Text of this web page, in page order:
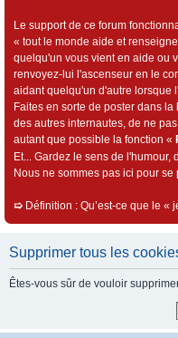
Le support de ce forum
« tout le monde aide et
quelqu'un vous vient en aide ou
renvoyez-lui l'ascenseur en le
aidant quelqu'un d'autre lorsque
Faites en sorte de poster dans
des autres internautes, de ne
autant que possible la fonction «
Et... Gardez le sens de
Nous ne sommes pas ici pour se
➯ Définition : Qu’est-ce que le «
Supprimer tous les
Êtes-vous sûr de vouloir